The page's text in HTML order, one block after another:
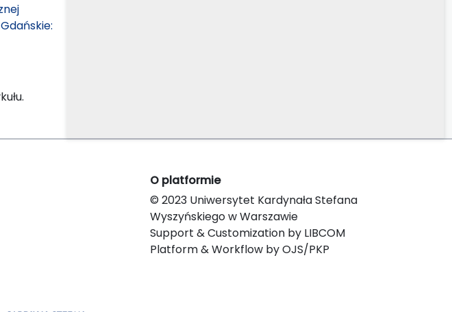
O platformie
© 2023 Uniwersytet Kardynała Stefana
Wyszyńskiego w Warszawie
Support & Customization by LIBCOM
Platform & Workflow by OJS/PKP